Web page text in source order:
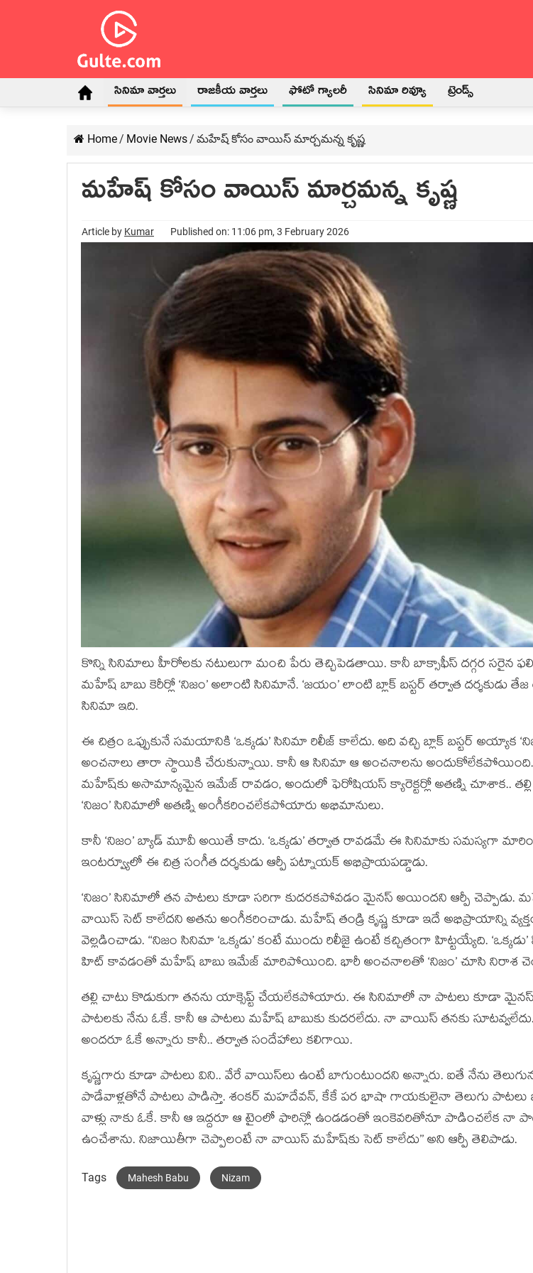
సినిమా వార్తలు రాజకీయ వార్తలు ఫోటో గ్యాలరీ సినిమా రివ్యూ ట్రెండ్స్
Home/ Movie News/ మహేష్ కోసం వాయిస్ మార్చమన్న కృష్ణ
మహేష్ కోసం వాయిస్ మార్చమన్న కృష్ణ
Article by Kumar Published on: 11:06 pm, 3 February 2026
కొన్ని సినిమాలు హీరోలకు నటులుగా మంచి పేరు తెచ్చిపెడతాయి. కానీ బాక్సాఫీస్ దగ్గర సరైన
మహేష్ బాబు కెరీర్లో ‘నిజం’ అలాంటి సినిమానే. ‘జయం’ లాంటి బ్లాక్ బస్టర్ తర్వాత దర్శకుడు
సినిమా ఇది.
ఈ చిత్రం ఒప్పుకునే సమయానికి ‘ఒక్కడు’ సినిమా రిలీజ్ కాలేదు. అది వచ్చి బ్లాక్ బస్టర్ అయ్యాక
అంచనాలు తారా స్థాయికి చేరుకున్నాయి. కానీ ఆ సినిమా ఆ అంచనాలను అందుకోలేకపోయింది.
మహేష్‌కు అసామాన్యమైన ఇమేజ్ రావడం, అందులో ఫెరోషియస్ క్యారెక్టర్లో అతణ్ని చూశాక..
‘నిజం’ సినిమాలో అతణ్ని అంగీకరించలేకపోయారు అభిమానులు.
కానీ ‘నిజం’ బ్యాడ్ మూవీ అయితే కాదు. ‘ఒక్కడు’ తర్వాత రావడమే ఈ సినిమాకు సమస్యగా
ఇంటర్వ్యూలో ఈ చిత్ర సంగీత దర్శకుడు ఆర్పీ పట్నాయక్ అభిప్రాయపడ్డాడు.
‘నిజం’ సినిమాలో తన పాటలు కూడా సరిగా కుదరకపోవడం మైనస్ అయిందని ఆర్పీ చెప్పాడు.
వాయిస్ సెట్ కాలేదని అతను అంగీకరించాడు. మహేష్ తండ్రి కృష్ణ కూడా ఇదే అభిప్రాయాన్ని వ్యక్తం
వెల్లడించాడు. ‘‘నిజం సినిమా ‘ఒక్కడు’ కంటే ముందు రిలీజై ఉంటే కచ్చితంగా హిట్టయ్యేది.
హిట్ కావడంతో మహేష్ బాబు ఇమేజ్ మారిపోయింది. భారీ అంచనాలతో ‘నిజం’ చూసి నిరాశ
తల్లి చాటు కొడుకుగా తనను యాక్సెప్ట్ చేయలేకపోయారు. ఈ సినిమాలో నా పాటలు కూడా
పాటలకు నేను ఓకే. కానీ ఆ పాటలు మహేష్ బాబుకు కుదరలేదు. నా వాయిస్ తనకు
అందరూ ఓకే అన్నారు కానీ.. తర్వాత సందేహాలు కలిగాయి.
కృష్ణగారు కూడా పాటలు విని.. వేరే వాయిస్‌లు ఉంటే బాగుంటుందని అన్నారు. ఐతే నేను
పాడేవాళ్లతోనే పాటలు పాడిస్తా. శంకర్ మహదేవన్, కేకే పర భాషా గాయకులైనా తెలుగు
వాళ్లు నాకు ఓకే. కానీ ఆ ఇద్దరూ ఆ టైంలో ఫారిన్లో ఉండడంతో ఇంకెవరితోనూ పాడించలేక నా
ఉంచేశాను. నిజాయితీగా చెప్పాలంటే నా వాయిస్‌ మహేష్‌కు సెట్ కాలేదు’’ అని ఆర్పీ తెలిపాడు.
Tags Mahesh Babu Nizam